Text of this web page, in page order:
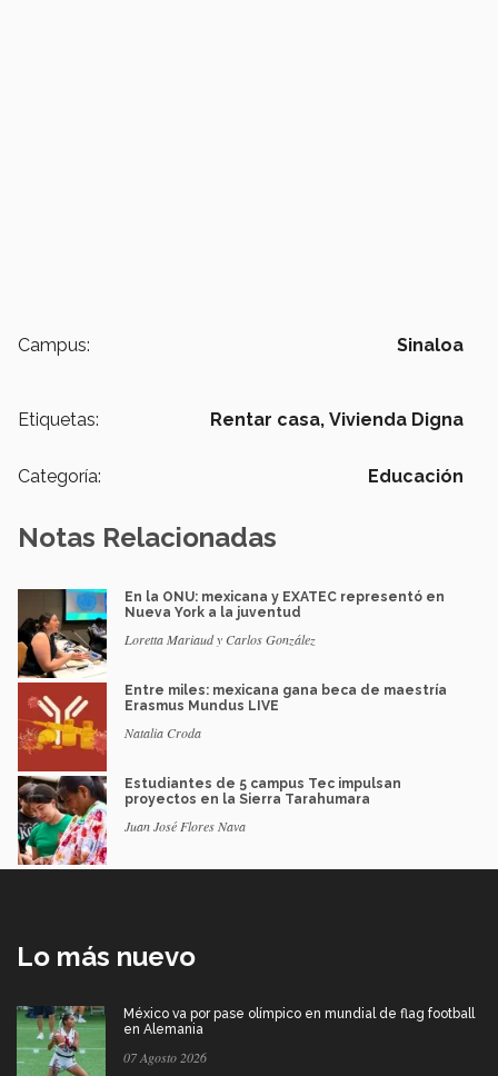
Campus: Sinaloa
Etiquetas: Rentar casa, Vivienda Digna
Categoría: Educación
Notas Relacionadas
En la ONU: mexicana y EXATEC representó en
Nueva York a la juventud
Loretta Mariaud y Carlos González
Entre miles: mexicana gana beca de maestría
Erasmus Mundus LIVE
Natalia Croda
Estudiantes de 5 campus Tec impulsan
proyectos en la Sierra Tarahumara
Juan José Flores Nava
Lo más nuevo
México va por pase olímpico en mundial de flag football
en Alemania
07 Agosto 2026